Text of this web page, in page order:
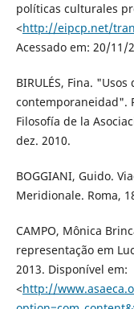
políticas culturales
<http://eipcp.net/
Acessado em: 20/11/
BIRULÉS, Fina.
contemporaneidad".
Filosofía de la
dez. 2010.
BOGGIANI, Guido.
Meridionale. Roma,
CAMPO, Mônica
representação em
2013. Disponível em:
<http://